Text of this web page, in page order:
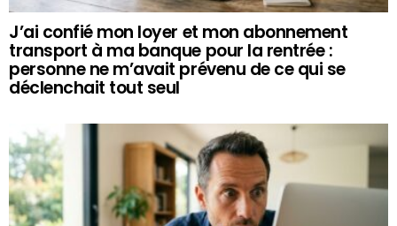
J’ai confié mon loyer et mon abonnement
transport à ma banque pour la rentrée :
personne ne m’avait prévenu de ce qui se
déclenchait tout seul